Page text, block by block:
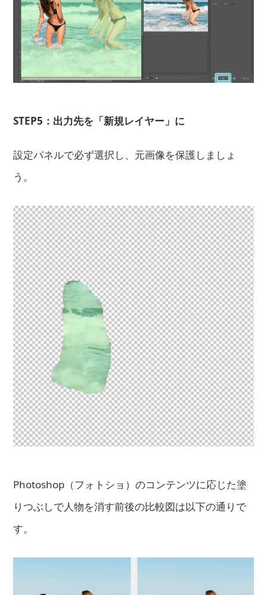
STEP5：出力先を「新規レイヤー」に
設定パネルで必ず選択し、元画像を保護しましょ
う。
Photoshop（フォトショ）のコンテンツに応じた塗
りつぶしで人物を消す前後の比較図は以下の通りで
す。